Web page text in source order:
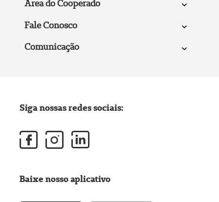
Área do Cooperado
Fale Conosco
Comunicação
Siga nossas redes sociais:
Baixe nosso aplicativo